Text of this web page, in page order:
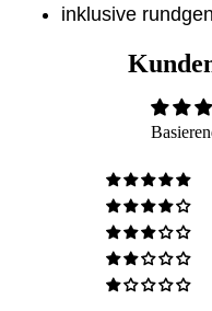
inklusive